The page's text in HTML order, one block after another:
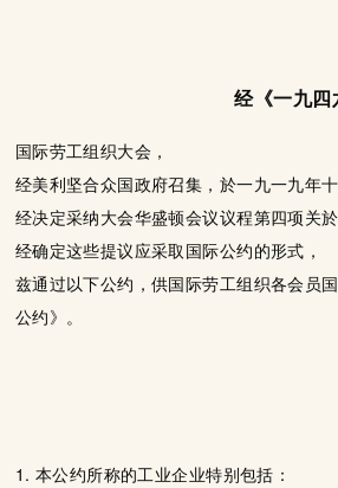
经《一九四
国际劳工组织大会，
经美利坚合众国政府召集，於一九一九年
经决定采纳大会华盛顿会议议程第四项关
经确定这些提议应采取国际公约的形式，
兹通过以下公约，供国际劳工组织各会员
公约》。
1. 本公约所称的工业企业特别包括：